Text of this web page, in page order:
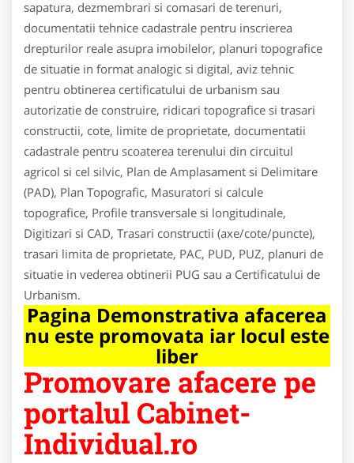
sapatura, dezmembrari si comasari de terenuri,
documentatii tehnice cadastrale pentru inscrierea
drepturilor reale asupra imobilelor, planuri topografice
de situatie in format analogic si digital, aviz tehnic
pentru obtinerea certificatului de urbanism sau
autorizatie de construire, ridicari topografice si trasari
constructii, cote, limite de proprietate, documentatii
cadastrale pentru scoaterea terenului din circuitul
agricol si cel silvic, Plan de Amplasament si Delimitare
(PAD), Plan Topografic, Masuratori si calcule
topografice, Profile transversale si longitudinale,
Digitizari si CAD, Trasari constructii (axe/cote/puncte),
trasari limita de proprietate, PAC, PUD, PUZ, planuri de
situatie in vederea obtinerii PUG sau a Certificatului de
Urbanism.
Pagina Demonstrativa afacerea
nu este promovata iar locul este
liber
Promovare afacere pe
portalul Cabinet-
Individual.ro